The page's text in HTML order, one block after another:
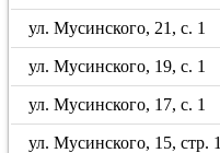
ул. Мусинского, 21, с. 1
ул. Мусинского, 19, с. 1
ул. Мусинского, 17, с. 1
ул. Мусинского, 15, стр. 1